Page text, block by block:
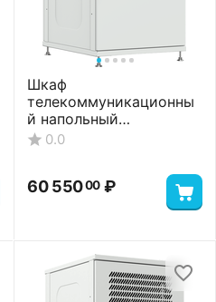
Шкаф
телекоммуникационны
й напольный
ШТНП-27U-600-1000-
0.0
60 55000 ₽